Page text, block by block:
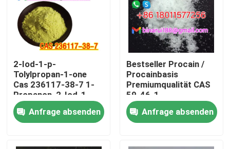
Zu Hause
2-Iod-1-p-
Tolylpropan-1-one
Cas 236117-38-7 1-
Propanon, 2-Iod-1-
((4-Methylphenyl) -
Anfrage absenden
Bestseller Procain /
Procainbasis
Premiumqualität CAS
59-46-1
Anfrage absenden